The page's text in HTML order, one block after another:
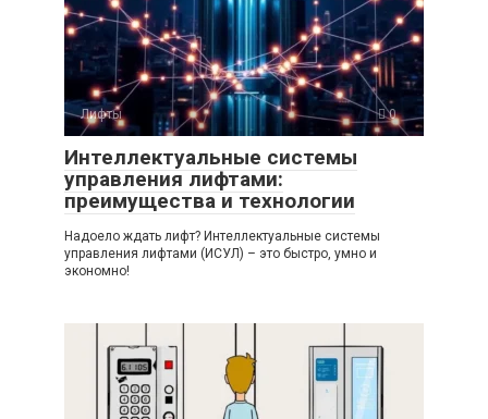
Лифты 0
Интеллектуальные системы
управления лифтами:
преимущества и технологии
Надоело ждать лифт? Интеллектуальные системы
управления лифтами (ИСУЛ) – это быстро, умно и
экономно!